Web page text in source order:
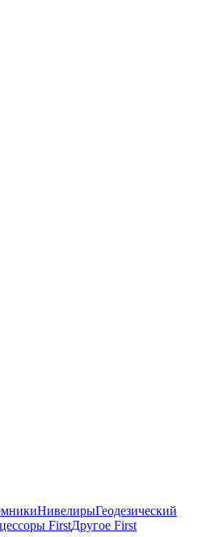
НивелирыГеодезический
FirstДругое First